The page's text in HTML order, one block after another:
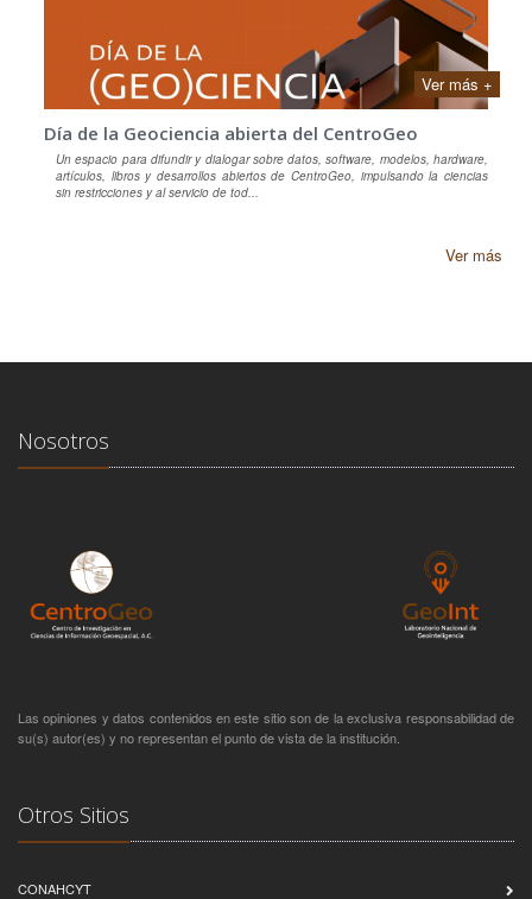
Ver más
Ver más +
Día de la Geociencia abierta del CentroGeo
Un espacio para difundir y dialogar sobre datos, software, modelos, hardware,
artículos, libros y desarrollos abiertos de CentroGeo, impulsando la ciencias
sin restricciones y al servicio de tod...
Nosotros
Las opiniones y datos contenidos en este sitio son de la exclusiva responsabilidad de
su(s) autor(es) y no representan el punto de vista de la institución.
Otros Sitios
CONAHCYT